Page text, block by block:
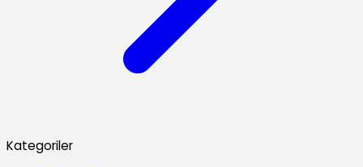
Kategoriler